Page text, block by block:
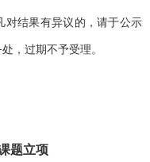
对结果有异议的，请于公示
，过期不予受理。
题立项